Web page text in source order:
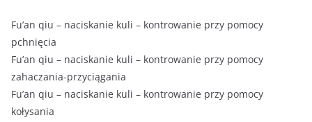
Fu’an qiu – naciskanie kuli – kontrowanie przy pomocy
pchnięcia
Fu’an qiu – naciskanie kuli – kontrowanie przy pomocy
zahaczania-przyciągania
Fu’an qiu – naciskanie kuli – kontrowanie przy pomocy
kołysania